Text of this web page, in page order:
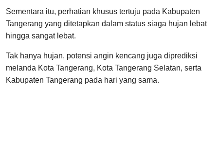
Sementara itu, perhatian khusus tertuju pada Kabupaten
Tangerang yang ditetapkan dalam status siaga hujan lebat
hingga sangat lebat.
Tak hanya hujan, potensi angin kencang juga diprediksi
melanda Kota Tangerang, Kota Tangerang Selatan, serta
Kabupaten Tangerang pada hari yang sama.